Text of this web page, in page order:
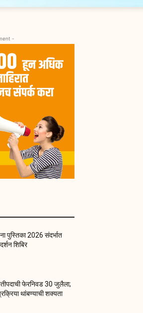
-
पुस्तिका 2026 संदर्भात
शिबिर
फेरनिवड 30 जुलैला;
थांबण्याची शक्यता